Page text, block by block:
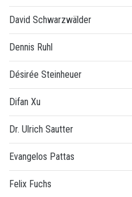
David Schwarzwälder
Dennis Ruhl
Désirée Steinheuer
Difan Xu
Dr. Ulrich Sautter
Evangelos Pattas
Felix Fuchs